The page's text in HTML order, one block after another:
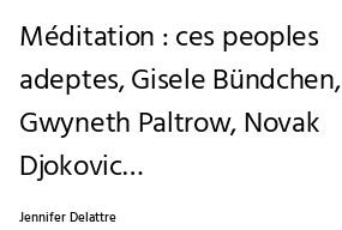
Méditation : ces peoples
adeptes, Gisele Bündchen,
Gwyneth Paltrow, Novak
Djokovic…
Jennifer Delattre